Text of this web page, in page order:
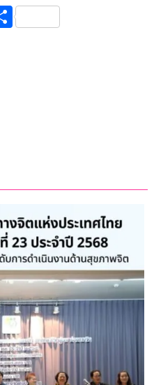
e
S